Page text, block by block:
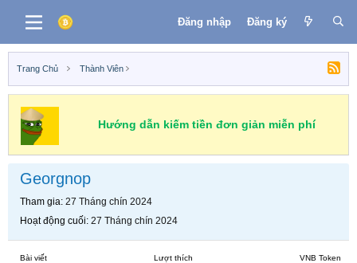
Đăng nhập Đăng ký
Trang Chủ Thành Viên
Hướng dẫn kiếm tiền đơn giản miễn phí
Georgnop
Tham gia 27 Tháng chín 2024
Hoạt động cuối 27 Tháng chín 2024
Bài viết Lượt thích VNB Token